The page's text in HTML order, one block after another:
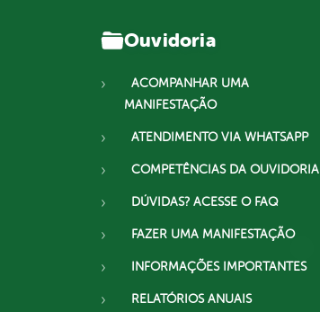
Ouvidoria
ACOMPANHAR UMA
MANIFESTAÇÃO
ATENDIMENTO VIA WHATSAPP
COMPETÊNCIAS DA OUVIDORIA
DÚVIDAS? ACESSE O FAQ
FAZER UMA MANIFESTAÇÃO
INFORMAÇÕES IMPORTANTES
RELATÓRIOS ANUAIS